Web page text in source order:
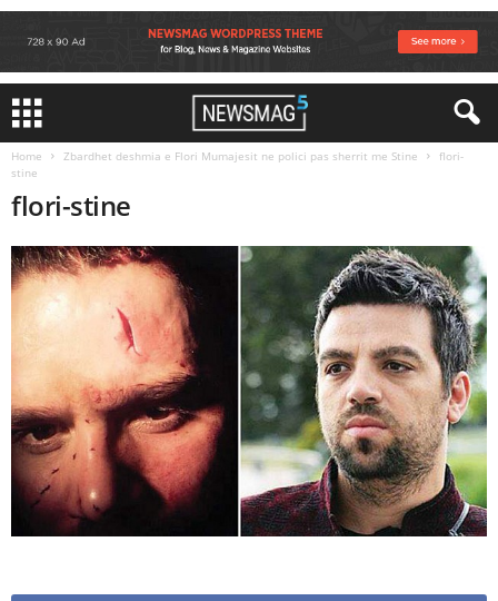
Home Zbardhet deshmia e Flori Mumajesit ne polici pas sherrit me Stine
flori-
stine
flori-stine